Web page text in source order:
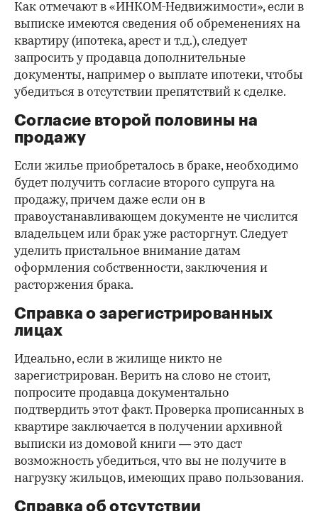
Как отмечают в «ИНКОМ-Недвижимости», если в
выписке имеются сведения об обременениях на
квартиру (ипотека, арест и т.д.), следует
запросить у продавца дополнительные
документы, например о выплате ипотеки, чтобы
убедиться в отсутствии препятствий к сделке.
Согласие второй половины на
продажу
Если жилье приобреталось в браке, необходимо
будет получить согласие второго супруга на
продажу, причем даже если он в
правоустанавливающем документе не числится
владельцем или брак уже расторгнут. Следует
уделить пристальное внимание датам
оформления собственности, заключения и
расторжения брака.
Справка о зарегистрированных
лицах
Идеально, если в жилище никто не
зарегистрирован. Верить на слово не стоит,
попросите продавца документально
подтвердить этот факт. Проверка прописанных в
квартире заключается в получении архивной
выписки из домовой книги — это даст
возможность убедиться, что вы не получите в
нагрузку жильцов, имеющих право пользования.
Справка об отсутствии